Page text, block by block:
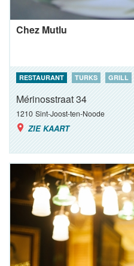
Chez Mutlu
RESTAURANT TURKS GRILL
Mérinosstraat 34
1210 Sint-Joost-ten-Noode
ZIE KAART